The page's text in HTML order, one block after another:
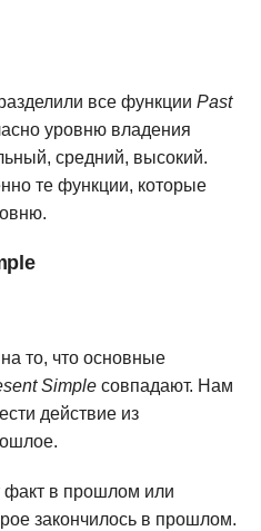
все функции Past
уровню владения
средний, высокий.
те функции, которые
то, что основные
Simple совпадают. Нам
действие из
факт в прошлом или
закончилось в прошлом.